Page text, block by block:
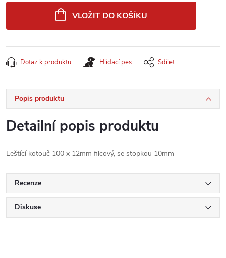
VLOŽIT DO KOŠÍKU
Dotaz k produktu Hlídací pes Sdílet
Popis produktu
Detailní popis produktu
Leštící kotouč 100 x 12mm filcový, se stopkou 10mm
Recenze
Diskuse